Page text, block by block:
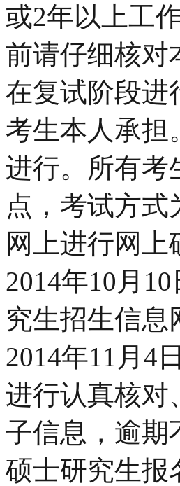
或2年以上工
前请仔细核对
在复试阶段进
考生本人承担
进行。所有考
点，考试方
网上进行网
2014年10月
究生招生信息
2014年11月4
进行认真核对
子信息，逾期
硕士研究生报